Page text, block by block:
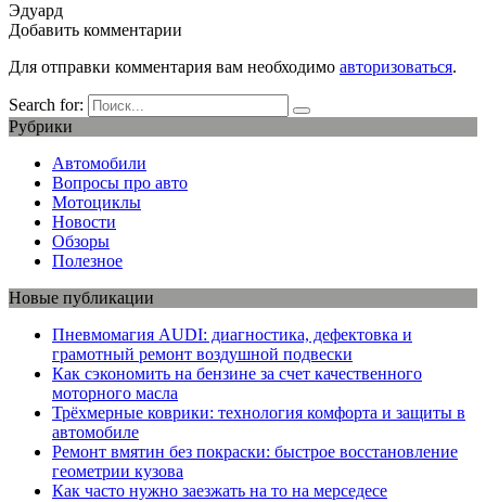
Эдуард
Добавить комментарии
Для отправки комментария вам необходимо авторизоваться.
Search for:
Рубрики
Автомобили
Вопросы про авто
Мотоциклы
Новости
Обзоры
Полезное
Новые публикации
Пневмомагия AUDI: диагностика, дефектовка и
грамотный ремонт воздушной подвески
Как сэкономить на бензине за счет качественного
моторного масла
Трёхмерные коврики: технология комфорта и защиты в
автомобиле
Ремонт вмятин без покраски: быстрое восстановление
геометрии кузова
Как часто нужно заезжать на то на мерседесе